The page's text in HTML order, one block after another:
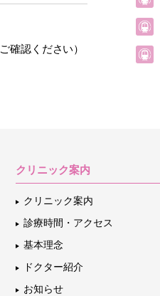
確認ください）
クリニック案内
クリニック案内
診療時間・アクセス
基本理念
ドクター紹介
お知らせ